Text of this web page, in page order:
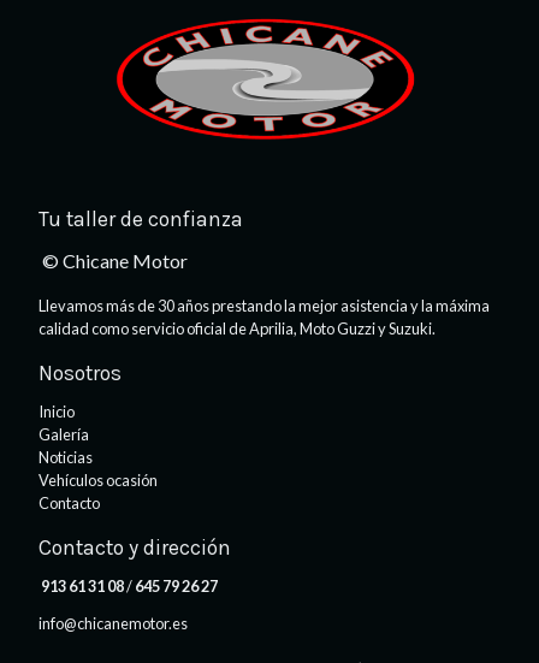
Tu taller de confianza
© Chicane Motor
Llevamos más de 30 años prestando la mejor asistencia y la máxima
calidad como servicio oficial de Aprilia, Moto Guzzi y Suzuki.
Nosotros
Inicio
Galería
Noticias
Vehículos ocasión
Contacto
Contacto y dirección
913 61 31 08/645 79 26 27
info@chicanemotor.es